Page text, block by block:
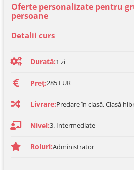
Oferte personalizate pentru
persoane
Detalii curs
Durată:1 zi
Preț:285 EUR
Livrare:Predare în clasă, Clasă
Nivel:3. Intermediate
Roluri:Administrator